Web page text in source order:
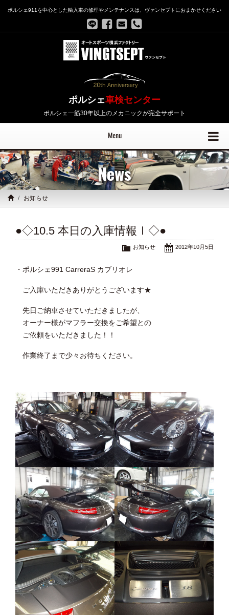
ポルシェ911を中心とした輸入車の修理やメンテナンスは、ヴァンセプトにおまかせください
ポルシェ車検センター
ポルシェ一筋30年以上のメカニックが完全サポート
Menu
News
お知らせ
●◇10.5 本日の入庫情報Ⅰ◇●
2012年10月5日
お知らせ
・ポルシェ991 CarreraS カブリオレ
ご入庫いただきありがとうございます★
先日ご納車させていただきましたが、
オーナー様がマフラー交換をご希望との
ご依頼をいただきました！！
作業終了まで少々お待ちください。